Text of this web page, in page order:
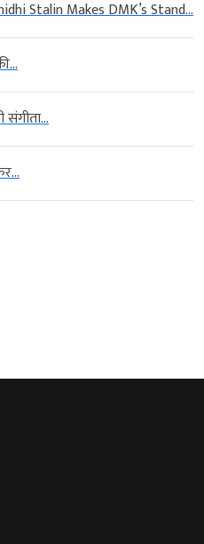
Stalin Makes DMK’s Stand...